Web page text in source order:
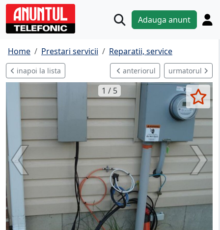
Adauga anunt
Home Prestari servicii Reparatii, service
inapoi la lista anteriorul urmatorul
1 / 5